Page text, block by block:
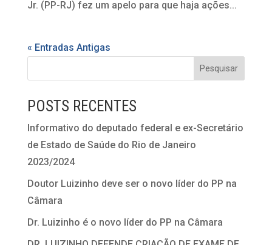
Jr. (PP-RJ) fez um apelo para que haja ações...
« Entradas Antigas
POSTS RECENTES
Informativo do deputado federal e ex-Secretário
de Estado de Saúde do Rio de Janeiro
2023/2024
Doutor Luizinho deve ser o novo líder do PP na
Câmara
Dr. Luizinho é o novo líder do PP na Câmara